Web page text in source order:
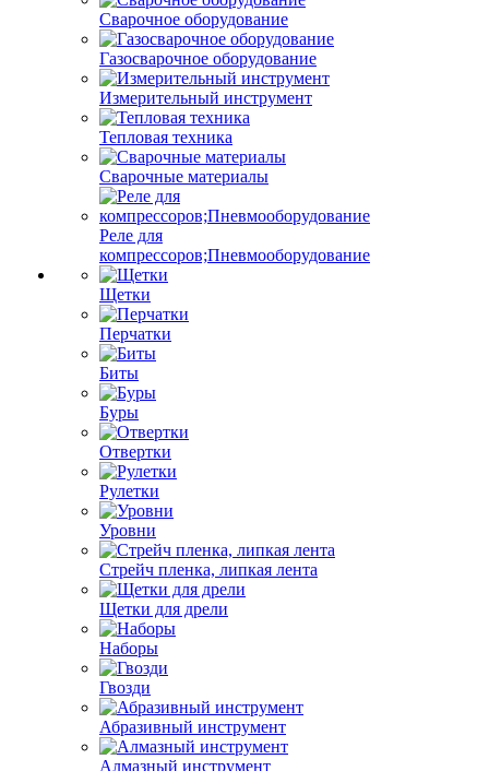
Сварочное оборудование
Газосварочное оборудование
Измерительный инструмент
Тепловая техника
Сварочные материалы
Реле для
компрессоров;Пневмооборудование
Щетки
Перчатки
Биты
Буры
Отвертки
Рулетки
Уровни
Стрейч пленка, липкая лента
Щетки для дрели
Наборы
Гвозди
Абразивный инструмент
Алмазный инструмент